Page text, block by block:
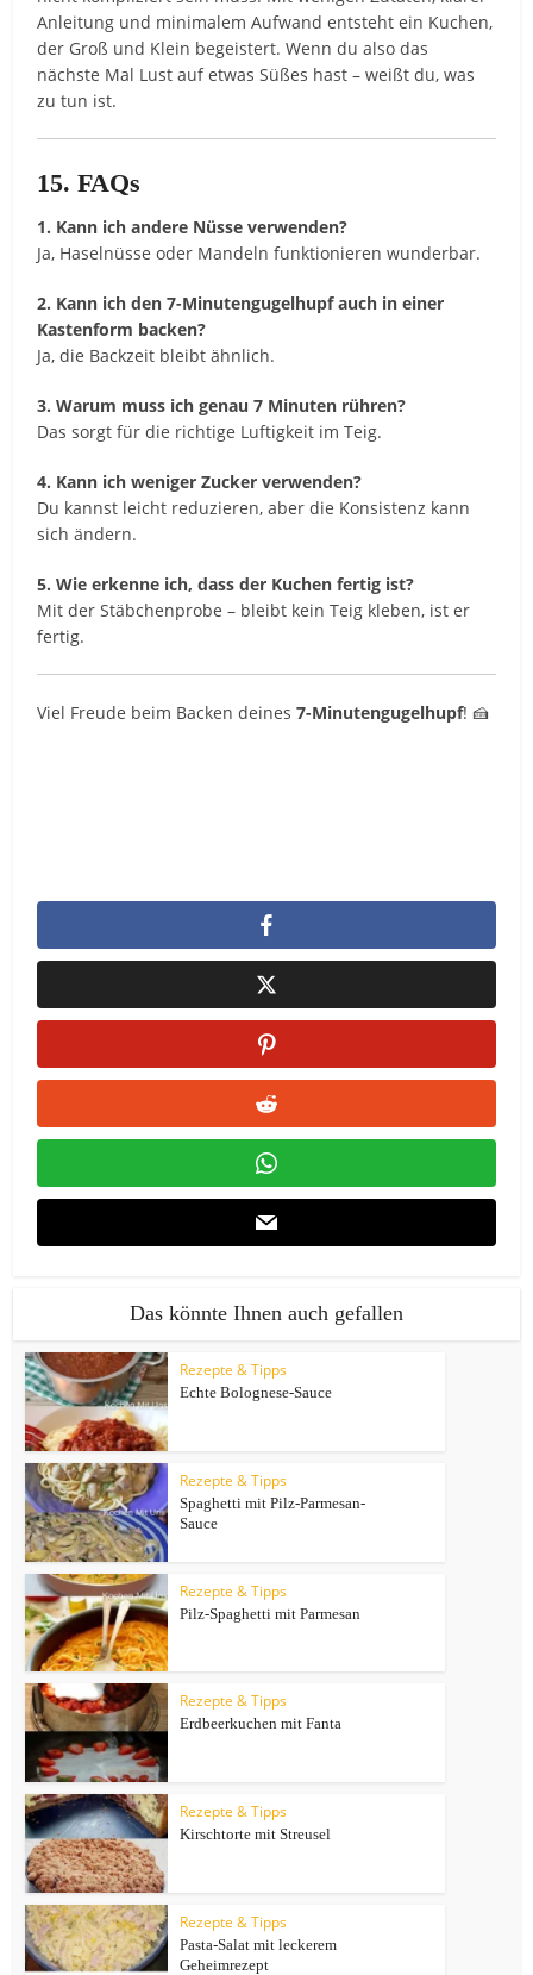
Anleitung und minimalem Aufwand entsteht ein Kuchen,
der Groß und Klein begeistert. Wenn du also das
nächste Mal Lust auf etwas Süßes hast – weißt du, was
zu tun ist.
15. FAQs
1. Kann ich andere Nüsse verwenden?
Ja, Haselnüsse oder Mandeln funktionieren wunderbar.
2. Kann ich den 7-Minutengugelhupf auch in einer
Kastenform backen?
Ja, die Backzeit bleibt ähnlich.
3. Warum muss ich genau 7 Minuten rühren?
Das sorgt für die richtige Luftigkeit im Teig.
4. Kann ich weniger Zucker verwenden?
Du kannst leicht reduzieren, aber die Konsistenz kann
sich ändern.
5. Wie erkenne ich, dass der Kuchen fertig ist?
Mit der Stäbchenprobe – bleibt kein Teig kleben, ist er
fertig.
Viel Freude beim Backen deines7-Minutengugelhupf! 🍰
Das könnte Ihnen auch gefallen
Rezepte & Tipps
Echte Bolognese-Sauce
Rezepte & Tipps
Spaghetti mit Pilz-Parmesan-
Sauce
Rezepte & Tipps
Pilz-Spaghetti mit Parmesan
Rezepte & Tipps
Erdbeerkuchen mit Fanta
Rezepte & Tipps
Kirschtorte mit Streusel
Rezepte & Tipps
Pasta-Salat mit leckerem
Geheimrezept